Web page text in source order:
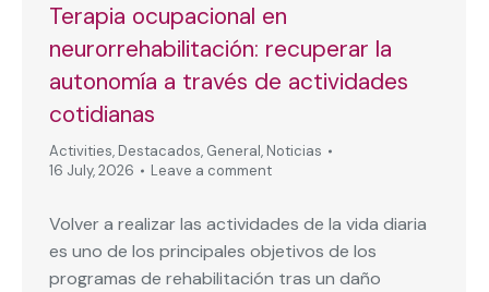
Terapia ocupacional en
neurorrehabilitación: recuperar la
autonomía a través de actividades
cotidianas
Activities, Destacados, General, Noticias
16 July, 2026
Leave a comment
Volver a realizar las actividades de la vida diaria
es uno de los principales objetivos de los
programas de rehabilitación tras un daño